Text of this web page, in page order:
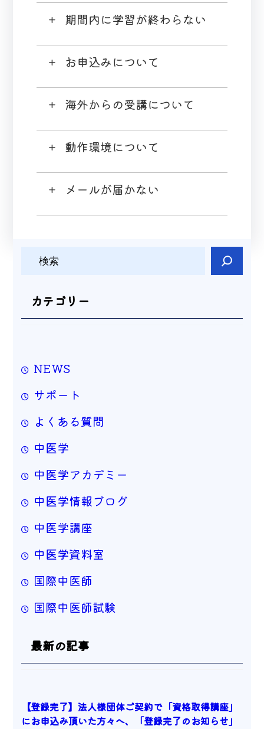
期間内に学習が終わらない
お申込みについて
海外からの受講について
動作環境について
メールが届かない
カテゴリー
NEWS
サポート
よくある質問
中医学
中医学アカデミー
中医学情報ブログ
中医学講座
中医学資料室
国際中医師
国際中医師試験
最新の記事
【登録完了】法人様団体ご契約で「資格取得講座」
にお申込み頂いた方々へ、「登録完了のお知らせ」